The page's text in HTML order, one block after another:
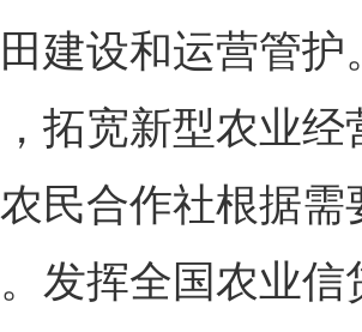
建设和运营管
拓宽新型农业
民合作社根据
发挥全国农业